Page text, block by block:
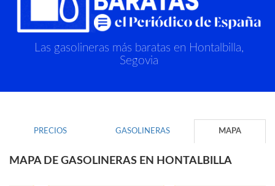
Las gasolineras más baratas en Hontalbilla,
Segovia
PRECIOS GASOLINERAS MAPA
MAPA DE GASOLINERAS EN HONTALBILLA